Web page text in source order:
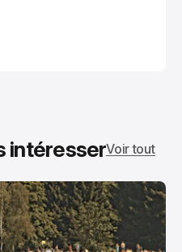
intéresserVoir tout